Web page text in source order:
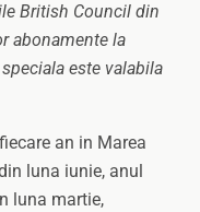
British Council din
abonamente la
este valabila
an in Marea
luna iunie, anul
luna martie,